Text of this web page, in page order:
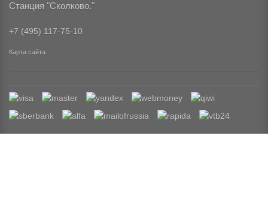
Станция "Сколково."
+7 (495) 117-75-10
Карта сайта